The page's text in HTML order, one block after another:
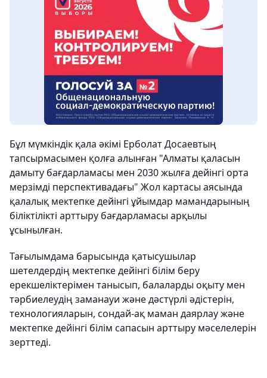
Бұл мүмкіндік қала әкімі Ерболат Досаевтың
тапсырмасымен қолға алынған "Алматы қаласын
дамыту бағдарламасы мен 2030 жылға дейінгі орта
мерзімді перспективадағы" Жол картасы аясында
қалалық мектепке дейінгі ұйымдар мамандарының
біліктілікті арттыру бағдарламасы арқылы
ұсынылған.
Тағылымдама барысында қатысушылар
шетелдердің мектепке дейінгі білім беру
ерекшеліктерімен танысып, балаларды оқыту мен
тәрбиелеудің заманауи және дәстүрлі әдістерін,
технологияларын, сондай-ақ маман даярлау және
мектепке дейінгі білім сапасын арттыру мәселелерін
зерттеді.